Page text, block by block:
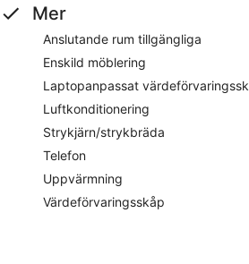
Mer
Anslutande rum tillgängliga
Enskild möblering
Laptopanpassat
Luftkonditionering
Strykjärn/strykbräda
Telefon
Uppvärmning
Värdeförvaringsskåp